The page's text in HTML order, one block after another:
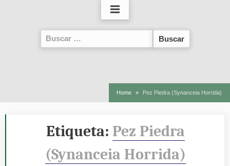
Buscar:
Home Pez Piedra (Synanceia Horrida)
Etiqueta: Pez Piedra
(Synanceia Horrida)